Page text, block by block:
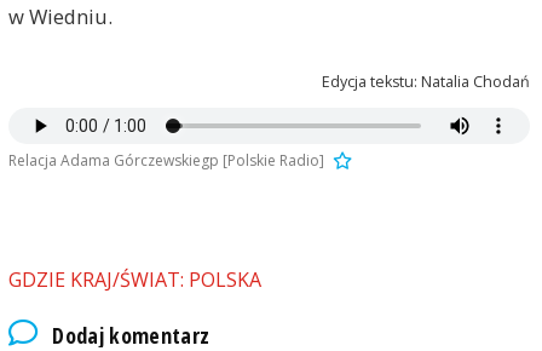
w Wiedniu.
Edycja tekstu: Natalia Chodań
Relacja Adama Górczewskiegp [Polskie Radio]
GDZIE KRAJ/ŚWIAT: POLSKA
Dodaj komentarz